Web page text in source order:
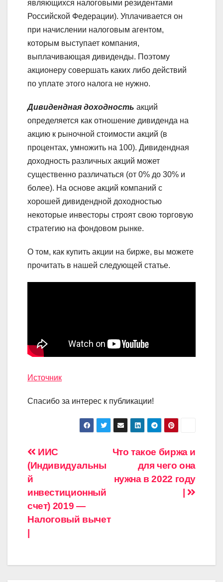
являющихся налоговыми резидентами
Российской Федерации). Уплачивается он
при начислении налоговым агентом,
которым выступает компания,
выплачивающая дивиденды. Поэтому
акционеру совершать каких либо действий
по уплате этого налога не нужно.
Дивидендная доходность акций
определяется как отношение дивиденда на
акцию к рыночной стоимости акций (в
процентах, умножить на 100). Дивидендная
доходность различных акций может
существенно различаться (от 0% до 30% и
более). На основе акций компаний с
хорошей дивидендной доходностью
некоторые инвесторы строят свою торговую
стратегию на фондовом рынке.
О том, как купить акции на бирже, вы можете
прочитать в нашей следующей статье.
Источник
Спасибо за интерес к публикации!
Навигация
по
записям
Что такое биржа и
для чего она
нужна в 2022 году
ИИС
(Индивидуальны
й
инвестиционный
счет) 2019 —
Налоговый вычет